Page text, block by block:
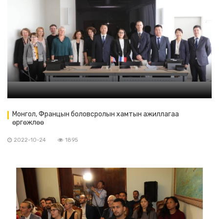
Монгол, Францын боловсролын хамтын ажиллагаа
өргөжлөө
2022-10-24 1895